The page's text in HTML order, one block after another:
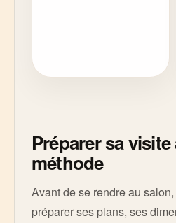
Préparer sa visite
méthode
Avant de se rendre au
préparer ses plans, ses